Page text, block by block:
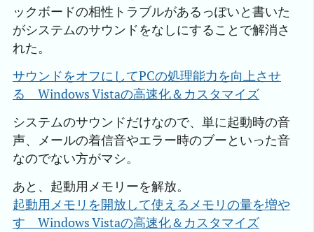
ックボードの相性トラブルがあるっぽいと書いた
がシステムのサウンドをなしにすることで解消さ
れた。
サウンドをオフにしてPCの処理能力を向上させ
る　Windows Vistaの高速化＆カスタマイズ
システムのサウンドだけなので、単に起動時の音
声、メールの着信音やエラー時のブーといった音
なのでない方がマシ。
あと、起動用メモリーを解放。
起動用メモリを開放して使えるメモリの量を増や
す　Windows Vistaの高速化＆カスタマイズ